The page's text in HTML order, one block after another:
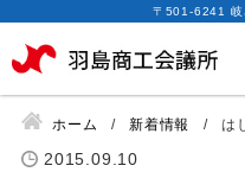
〒501-6241 岐
ホーム 新着情報 は
2015.09.10